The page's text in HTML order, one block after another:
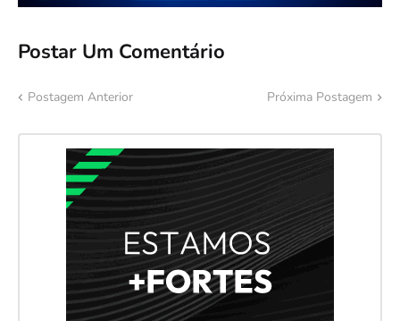
Postar Um Comentário
Postagem Anterior Próxima Postagem